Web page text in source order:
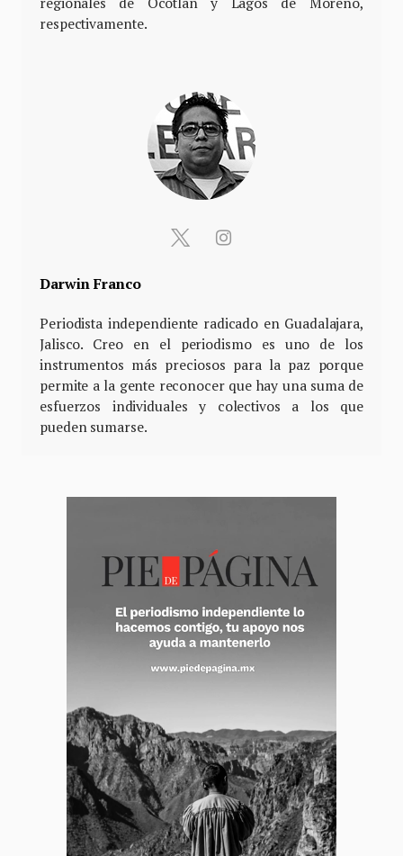
respectivamente.
Darwin Franco
Periodista independiente radicado en Guadalajara,
Jalisco. Creo en el periodismo es uno de los
instrumentos más preciosos para la paz porque
permite a la gente reconocer que hay una suma de
esfuerzos individuales y colectivos a los que
pueden sumarse.